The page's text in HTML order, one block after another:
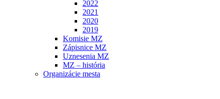
2022
2021
2020
2019
Komisie MZ
Zápisnice MZ
Uznesenia MZ
MZ – história
Organizácie mesta